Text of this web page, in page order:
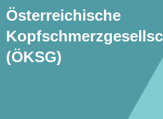
Österreichische
(ÖKSG)